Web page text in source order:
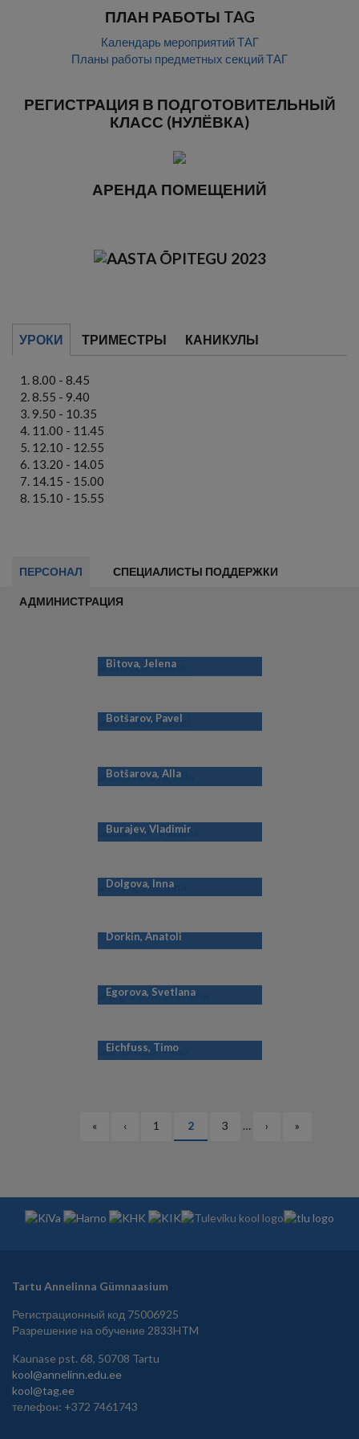
ПЛАН РАБОТЫ TAG
Календарь мероприятий ТАГ
Планы работы предметных секций ТАГ
РЕГИСТРАЦИЯ В ПОДГОТОВИТЕЛЬНЫЙ
КЛАСС (НУЛЁВКА)
АРЕНДА ПОМЕЩЕНИЙ
УРОКИ ТРИМЕСТРЫ КАНИКУЛЫ
8.00 - 8.45
8.55 - 9.40
9.50 - 10.35
11.00 - 11.45
12.10 - 12.55
13.20 - 14.05
14.15 - 15.00
15.10 - 15.55
ПЕРСОНАЛ СПЕЦИАЛИСТЫ ПОДДЕРЖКИ
АДМИНИСТРАЦИЯ
Bitova, Jelena
Botšarov, Pavel
Botšarova, Alla
Burajev, Vladimir
Dolgova, Inna
Dorkin, Anatoli
Egorova, Svetlana
Eichfuss, Timo
НУМЕРАЦИЯПервая
«
Предыдущая
‹ Страница
1
Текущая
страница
2 Страница
3 …
Следующая
›
Последняя
»
Tartu Annelinna Gümnaasium
Регистрационный код 75006925
Разрешение на обучение 2833HTM
Kaunase pst. 68, 50708 Tartu
kool@annelinn.edu.ee
kool@tag.ee
телефон: +372 7461743